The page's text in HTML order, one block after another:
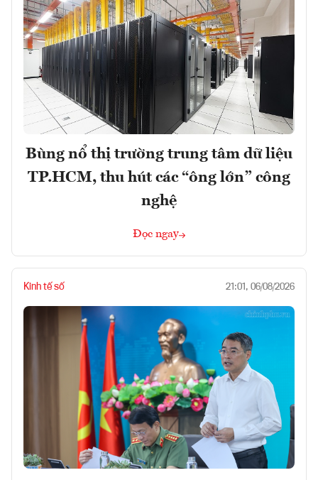
Bùng nổ thị trường trung tâm dữ liệu
TP.HCM, thu hút các “ông lớn” công
nghệ
Đọc ngay
Kinh tế số 21:01, 06/08/2026